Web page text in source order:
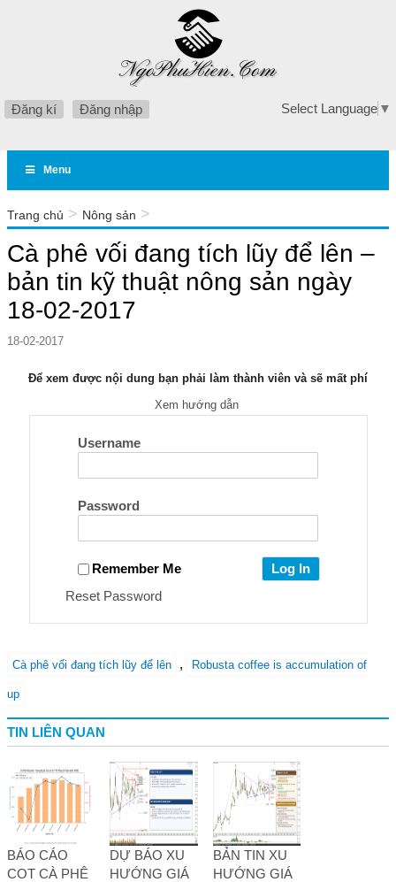
Đăng kí Đăng nhập Select Language ▼
Menu
Trang chủ > Nông sản >
ngày 18-02-2017
Cà phê vối đang tích lũy để lên –
bản tin kỹ thuật nông sản ngày
18-02-2017
18-02-2017
Để xem được nội dung bạn phải làm thành viên và sẽ mất phí
Xem hướng dẫn
Username
Password
Remember Me
Reset Password
Cà phê vối đang tích lũy để lên , Robusta coffee is accumulation of
up
TIN LIÊN QUAN
BÁO CÁO
COT CÀ PHÊ
DỰ BÁO XU
HƯỚNG GIÁ
BẢN TIN XU
HƯỚNG GIÁ